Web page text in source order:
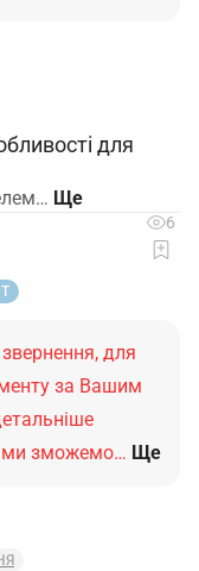
для
6
для
за Вашим
ми зможемо… Ще